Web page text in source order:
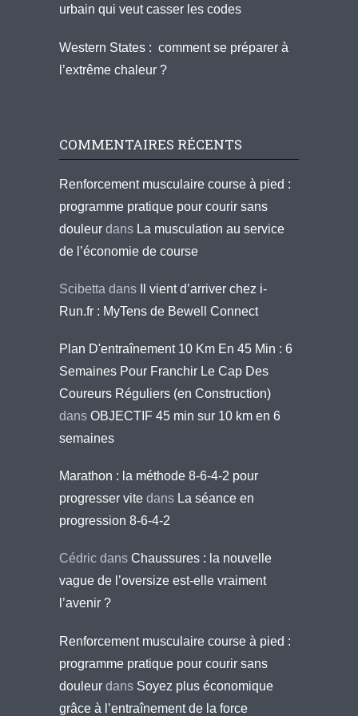
urbain qui veut casser les codes
Western States : comment se préparer à
l’extrême chaleur ?
COMMENTAIRES RÉCENTS
Renforcement musculaire course à pied :
programme pratique pour courir sans
douleur dans La musculation au service
de l’économie de course
Scibetta dans
Il vient d’arriver chez i-
Run.fr : MyTens de Bewell Connect
Plan D'entraînement 10 Km En 45 Min : 6
Semaines Pour Franchir Le Cap Des
Coureurs Réguliers (en Construction)
dans OBJECTIF 45 min sur 10 km en 6
semaines
Marathon : la méthode 8-6-4-2 pour
progresser vite dans La séance en
progression 8-6-4-2
Cédric dans Chaussures : la nouvelle
vague de l’oversize est-elle vraiment
l’avenir ?
Renforcement musculaire course à pied :
programme pratique pour courir sans
douleur dans Soyez plus économique
grâce à l’entraînement de la force